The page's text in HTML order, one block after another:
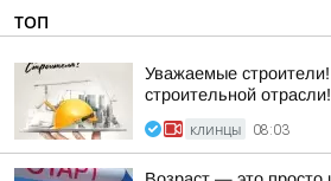
ТОП
Уважаемые
строительной отрасли!
КЛИНЦЫ 08:03